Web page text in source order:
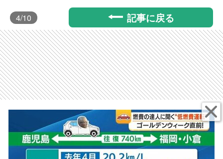
4/10 記事に戻る